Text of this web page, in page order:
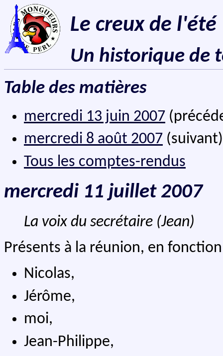
Le creux de l'été
Un historique de
Table des matières
mercredi 13 juin 2007
mercredi 8 août 2007 (suivant)
Tous les comptes-rendus
mercredi 11 juillet 2007
La voix du secrétaire (Jean)
Présents à la réunion, en
Nicolas,
Jérôme,
moi,
Jean-Philippe,